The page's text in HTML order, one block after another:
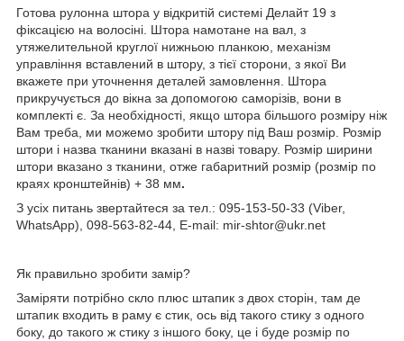
Готова рулонна штора у відкритій системі Делайт 19 з
фіксацією на волосіні. Штора намотане на вал, з
утяжелительной круглої нижньою планкою, механізм
управління вставлений в штору, з тієї сторони, з якої Ви
вкажете при уточнення деталей замовлення. Штора
прикручується до вікна за допомогою саморізів, вони в
комплекті є. За необхідності, якщо штора більшого розміру ніж
Вам треба, ми можемо зробити штору під Ваш розмір. Розмір
штори і назва тканини вказані в назві товару. Розмір ширини
штори вказано з тканини, отже габаритний розмір (розмір по
краях кронштейнів) + 38 мм.
З усіх питань звертайтеся за тел.: 095-153-50-33 (Viber,
WhatsApp), 098-563-82-44, E-mail: mir-shtor@ukr.net
Як правильно зробити замір?
Заміряти потрібно скло плюс штапик з двох сторін, там де
штапик входить в раму є стик, ось від такого стику з одного
боку, до такого ж стику з іншого боку, це і буде розмір по